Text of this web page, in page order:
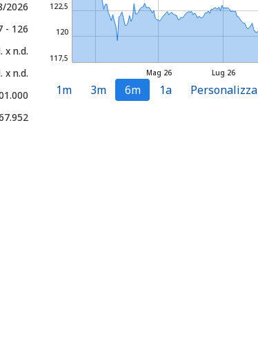
2026
- 126
x n.d.
x n.d.
Lug 26
Mag 26
117,5
120
122,5
1m 3m 6m 1a Personalizza